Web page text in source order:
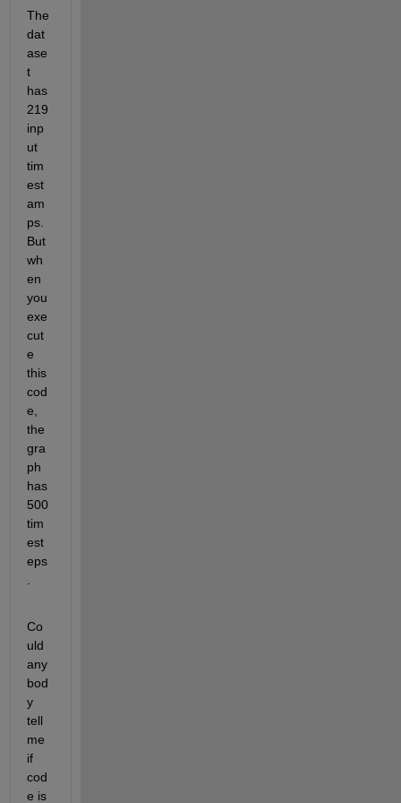
The
dat
ase
t
has
219
inp
ut
tim
est
am
ps.
But
wh
en
you
exe
cut
e
this
cod
e,
the
gra
ph
has
500
tim
est
eps
Co
uld
any
bod
y
tell
me
if
cod
e is